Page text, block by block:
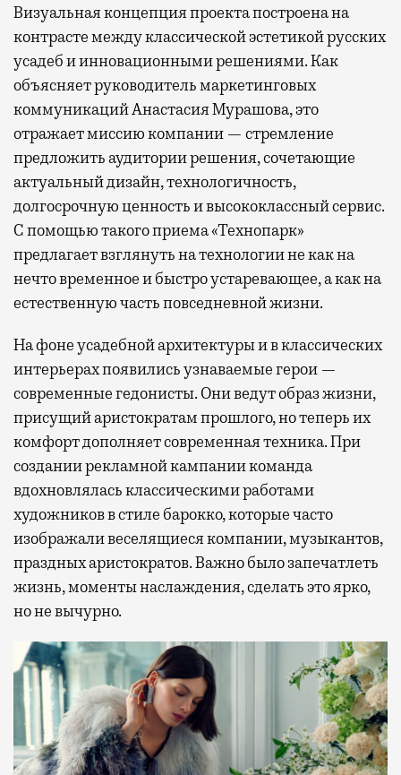
Визуальная концепция проекта построена на
контрасте между классической эстетикой русских
усадеб и инновационными решениями. Как
объясняет руководитель маркетинговых
коммуникаций Анастасия Мурашова, это
отражает миссию компании — стремление
предложить аудитории решения, сочетающие
актуальный дизайн, технологичность,
долгосрочную ценность и высококлассный сервис.
С помощью такого приема «Технопарк»
предлагает взглянуть на технологии не как на
нечто временное и быстро устаревающее, а как на
естественную часть повседневной жизни.
На фоне усадебной архитектуры и в классических
интерьерах появились узнаваемые герои —
современные гедонисты. Они ведут образ жизни,
присущий аристократам прошлого, но теперь их
комфорт дополняет современная техника. При
создании рекламной кампании команда
вдохновлялась классическими работами
художников в стиле барокко, которые часто
изображали веселящиеся компании, музыкантов,
праздных аристократов. Важно было запечатлеть
жизнь, моменты наслаждения, сделать это ярко,
но не вычурно.